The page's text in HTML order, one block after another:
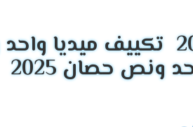
باقوى سعة تبريد تعمل على تبريد
على اعادة تشغيل الجهاز مرة اخرى عند
تكييف ميديا واحد